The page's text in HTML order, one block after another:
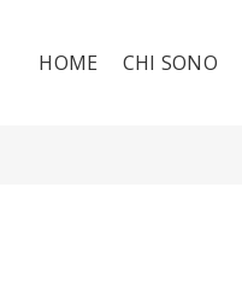
HOME CHI SONO